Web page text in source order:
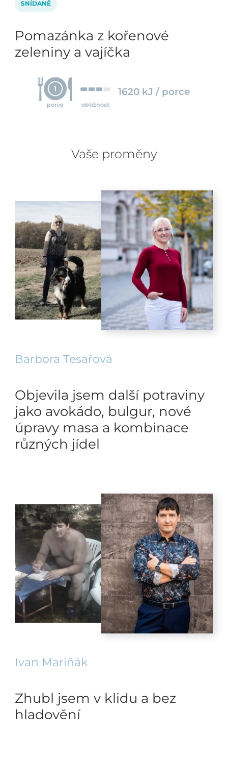
SNÍDANĚ
Pomazánka z kořenové
zeleniny a vajíčka
1
porce obtížnost
1620 kJ / porce
Vaše proměny
Barbora Tesařová
Objevila jsem další potraviny
jako avokádo, bulgur, nové
úpravy masa a kombinace
různých jídel
Ivan Mariňák
Zhubl jsem v klidu a bez
hladovění